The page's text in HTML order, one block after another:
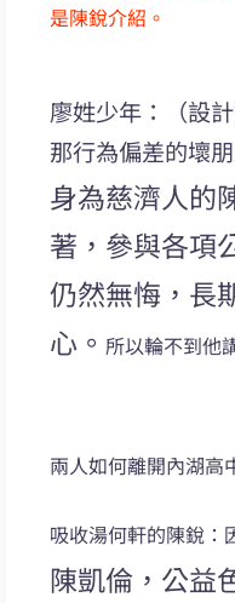
是陳銳介紹。
廖姓少年：（設
那行為偏差的壞朋
身為慈濟人的
著，參與各項
仍然無悔，長
心。 所以輪不到他
兩人如何離開內湖高
吸收湯何軒的陳銳：
陳凱倫，公益